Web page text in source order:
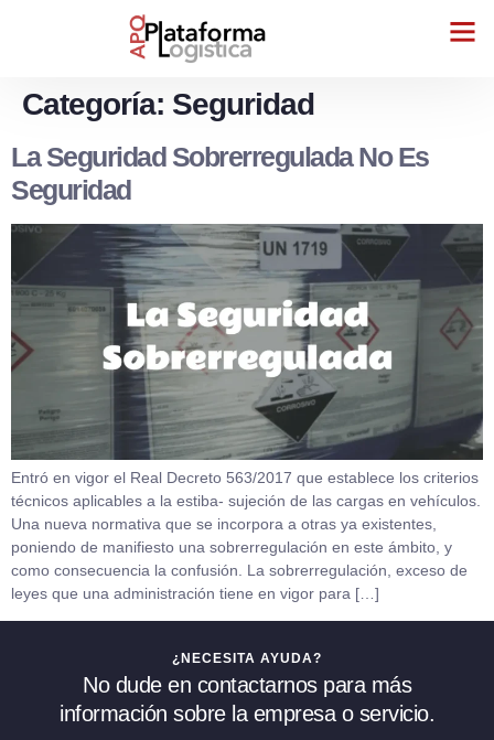
Categoría: Seguridad
La Seguridad Sobrerregulada No Es
Seguridad
Entró en vigor el Real Decreto 563/2017 que establece los criterios
técnicos aplicables a la estiba- sujeción de las cargas en vehículos.
Una nueva normativa que se incorpora a otras ya existentes,
poniendo de manifiesto una sobrerregulación en este ámbito, y
como consecuencia la confusión. La sobrerregulación, exceso de
leyes que una administración tiene en vigor para […]
¿NECESITA AYUDA?
No dude en contactarnos para más
información sobre la empresa o servicio.